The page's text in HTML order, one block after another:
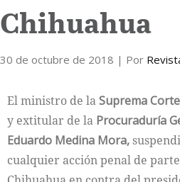
Chihuahua
30 de octubre de 2018 | Por
El ministro de laSuprema
y extitular de la Procuraduría
Eduardo Medina Mora,
cualquier acción penal de